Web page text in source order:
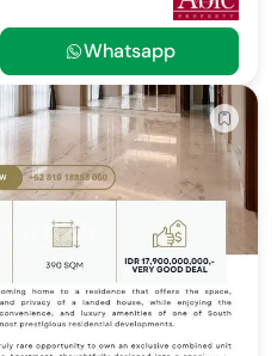
Whatsapp